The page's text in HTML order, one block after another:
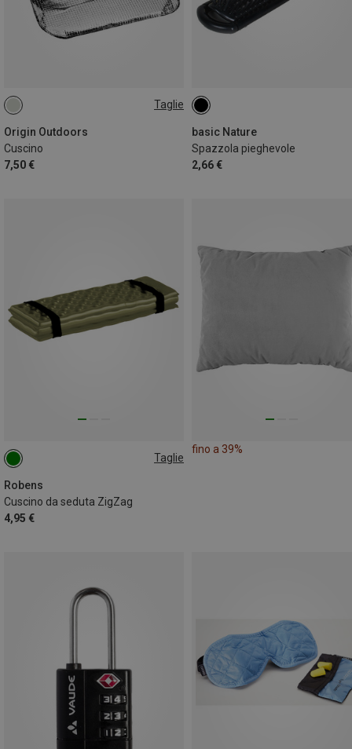
Taglie
Origin Outdoors
Cuscino
7,50 €
ONE SIZE
basic Nature
Spazzola pieghevole
2,66 €
Taglie
Robens
Cuscino da seduta ZigZag
4,95 €
ONE SIZE
fino a 39%